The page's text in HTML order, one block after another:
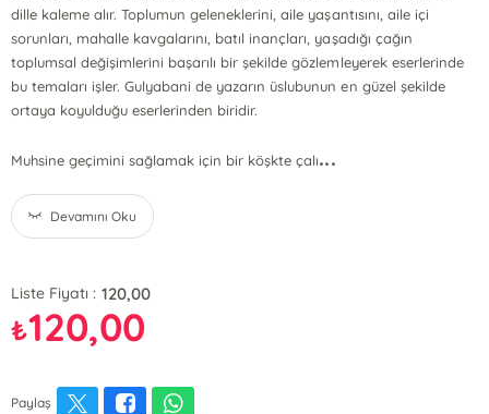
dille kaleme alır. Toplumun geleneklerini, aile yaşantısını, aile içi
sorunları, mahalle kavgalarını, batıl inançları, yaşadığı çağın
toplumsal değişimlerini başarılı bir şekilde gözlemleyerek eserlerinde
bu temaları işler. Gulyabani de yazarın üslubunun en güzel şekilde
ortaya koyulduğu eserlerinden biridir.
Muhsine geçimini sağlamak için bir köşkte çalı...
Devamını Oku
Liste Fiyatı : 120,00
₺120,00
Paylaş